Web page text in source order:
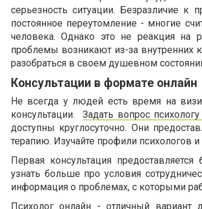
серьезность ситуации. Безразличие к
постоянное переутомление - многие
человека. Однако это не реакция на
проблемы возникают из-за внутренних
разобраться в своем душевном
Консультации в формате онлайн
Не всегда у людей есть время на
консультации.Задать вопрос
доступны круглосуточно. Они
терапию. Изучайте профили психологов
Первая консультация
узнать больше про условия
информация о проблемах, с которыми
Психолог онлайн - отличный вариант